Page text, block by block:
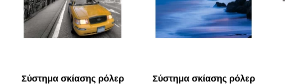
Σύστημα σκίασης ρόλερ
Σύστημα σκίασης ρόλερ